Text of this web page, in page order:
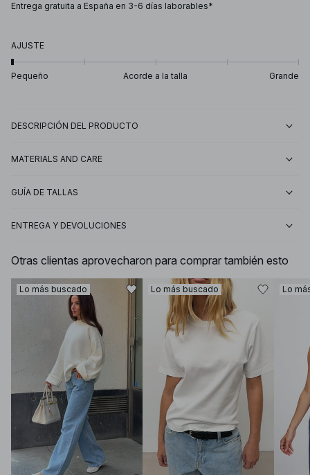
Entrega gratuita a España en 3-6 días laborables*
AJUSTE
Pequeño Acorde a la talla Grande
DESCRIPCIÓN DEL PRODUCTO
MATERIALS AND CARE
GUÍA DE TALLAS
ENTREGA Y DEVOLUCIONES
Otras clientas aprovecharon para comprar también esto
Lo más buscado Lo más buscado Lo